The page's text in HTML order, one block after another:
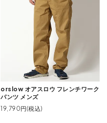
orslow オアスロウ フレンチワーク
パンツ メンズ
19,790円(税込)